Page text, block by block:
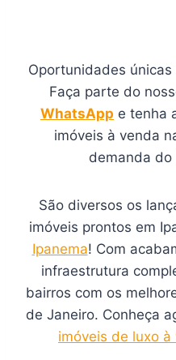
Oportunidades
Faça parte do
WhatsApp e tenha
imóveis à venda
demanda do
São diversos os
imóveis prontos em
Ipanema! Com
infraestrutura
bairros com os
de Janeiro. Conheça
imóveis de luxo à